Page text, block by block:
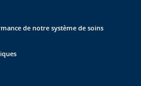
de notre système de soins